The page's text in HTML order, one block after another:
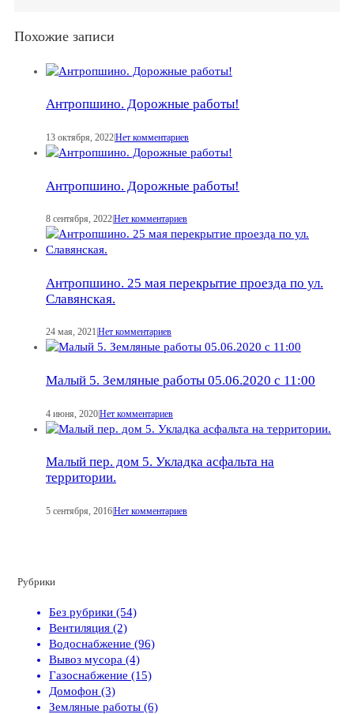
Похожие записи
Антропшино. Дорожные работы!
13 октября, 2022Нет комментариев
Антропшино. Дорожные работы!
8 сентября, 2022Нет комментариев
Антропшино. 25 мая перекрытие проезда по ул.
Славянская.
24 мая, 2021 Нет комментариев
Малый 5. Земляные работы 05.06.2020 с 11:00
4 июня, 2020|Нет комментариев
Малый пер. дом 5. Укладка асфальта на
территории.
5 сентября, 2016|Нет комментариев
Рубрики
Без рубрики (54)
Вентиляция (2)
Водоснабжение (96)
Вывоз мусора (4)
Газоснабжение (15)
Домофон (3)
Земляные работы (6)